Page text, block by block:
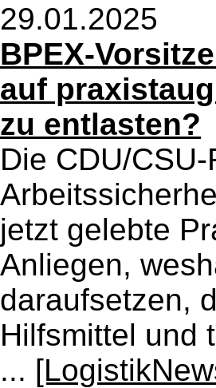
29.01.2025
BPEX-
auf
zu entlasten?
Die CDU/
jetzt gelebte
Anliegen,
daraufsetzen,
Hilfsmittel und
...